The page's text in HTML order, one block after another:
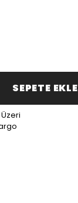
SEPETE EKLE